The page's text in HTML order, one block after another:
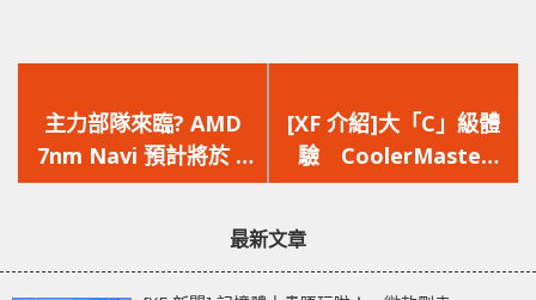
一
篇
文
主力部隊來臨? AMD
7nm Navi 預計將於 6
月發佈 次月上陣
一
篇
文
[XF 介紹]大「C」級體
驗 CoolerMaster
Game Pod 實體登場
最新文章